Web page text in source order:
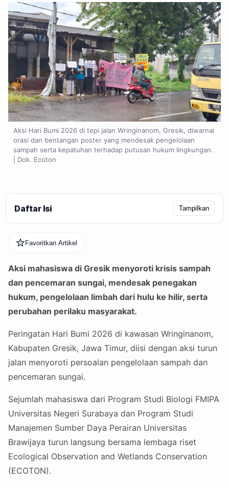
Aksi Hari Bumi 2026 di tepi jalan Wringinanom, Gresik, diwarnai
orasi dan bentangan poster yang mendesak pengelolaan
sampah serta kepatuhan terhadap putusan hukum lingkungan.
| Dok. Ecoton
Daftar Isi Tampilkan
Favoritkan Artikel
Aksi mahasiswa di Gresik menyoroti krisis sampah
dan pencemaran sungai, mendesak penegakan
hukum, pengelolaan limbah dari hulu ke hilir, serta
perubahan perilaku masyarakat.
Peringatan Hari Bumi 2026 di kawasan Wringinanom,
Kabupaten Gresik, Jawa Timur, diisi dengan aksi turun
jalan menyoroti persoalan pengelolaan sampah dan
pencemaran sungai.
Sejumlah mahasiswa dari Program Studi Biologi FMIPA
Universitas Negeri Surabaya dan Program Studi
Manajemen Sumber Daya Perairan Universitas
Brawijaya turun langsung bersama lembaga riset
Ecological Observation and Wetlands Conservation
(ECOTON).